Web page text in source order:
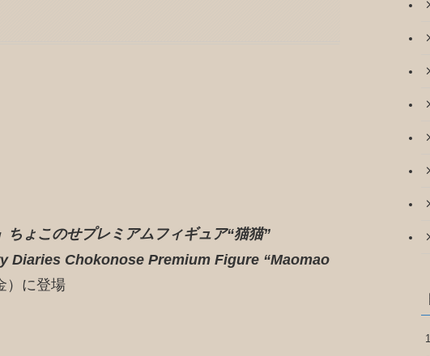
ちょこのせプレミアムフィギュア“猫猫”
Diaries Chokonose Premium Figure “Maomao
）に登場